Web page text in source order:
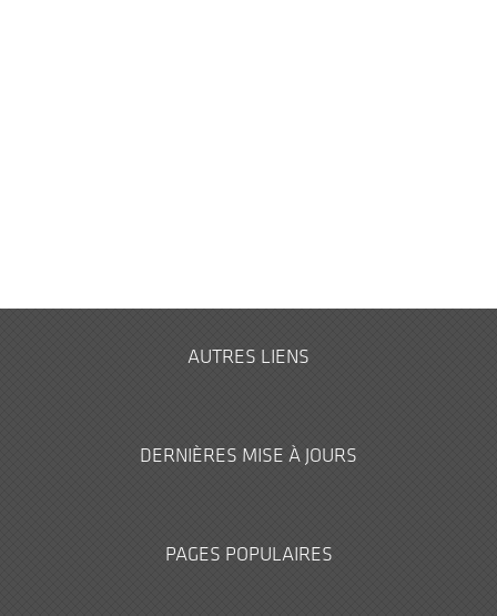
AUTRES LIENS
DERNIÈRES MISE À JOURS
PAGES POPULAIRES